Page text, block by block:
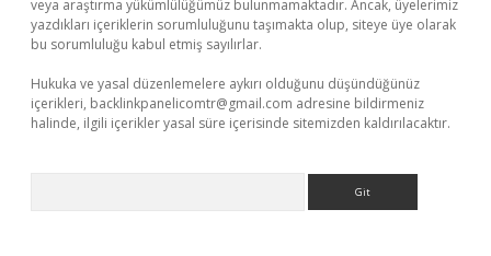
veya araştırma yükümlülüğümüz bulunmamaktadır. Ancak, üyelerimiz
yazdıkları içeriklerin sorumluluğunu taşımakta olup, siteye üye olarak
bu sorumluluğu kabul etmiş sayılırlar.
Hukuka ve yasal düzenlemelere aykırı olduğunu düşündüğünüz
içerikleri, backlinkpanelicomtr@gmail.com adresine bildirmeniz
halinde, ilgili içerikler yasal süre içerisinde sitemizden kaldırılacaktır.